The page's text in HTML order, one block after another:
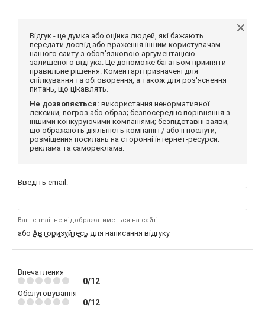
Відгук - це думка або оцінка людей, які бажають
передати досвід або враження іншим користувачам
нашого сайту з обов'язковою аргументацією
залишеного відгука. Це допоможе багатьом прийняти
правильне рішення. Коментарі призначені для
спілкування та обговорення, а також для роз'яснення
питань, що цікавлять.
Не дозволяється: використання ненормативної
лексики, погроз або образ; безпосереднє порівняння з
іншими конкуруючими компаніями; безпідставні заяви,
що ображають діяльність компанії і / або її послуги;
розміщення посилань на сторонні інтернет-ресурси;
реклама та самореклама.
Введіть email:
Ваш e-mail не відображатиметься на сайті
або Авторизуйтесь для написання відгуку
Впечатления
0/12
Обслуговування
0/12